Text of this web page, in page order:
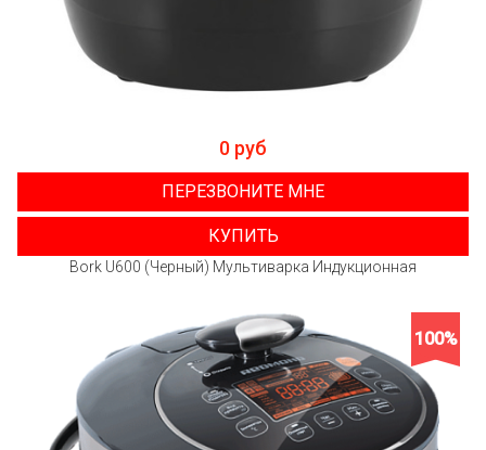
0 руб
ПЕРЕЗВОНИТЕ МНЕ
КУПИТЬ
Bork U600 (Черный) Мультиварка Индукционная
100%